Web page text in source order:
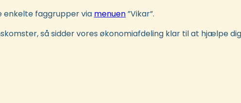
enkelte faggrupper via menuen”Vikar”.
så sidder vores økonomiafdeling klar til at hjælpe